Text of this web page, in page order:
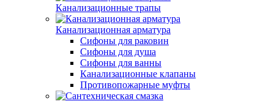
Канализационные трапы
Канализационная арматура
Сифоны для раковин
Сифоны для душа
Сифоны для ванны
Канализационные клапаны
Противопожарные муфты